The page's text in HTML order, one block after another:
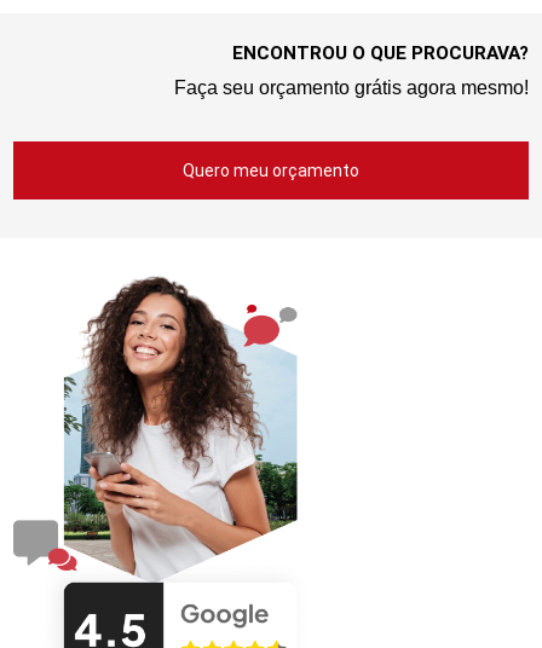
ENCONTROU O QUE PROCURAVA?
Faça seu orçamento grátis agora mesmo!
Quero meu orçamento